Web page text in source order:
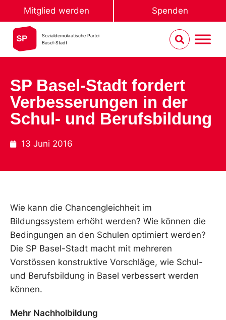
Mitglied werden Spenden
Sozialdemokratische Partei
Basel-Stadt
SP Basel-Stadt fordert
Verbesserungen in der
Schul- und Berufsbildung
13 Juni 2016
Wie kann die Chancengleichheit im
Bildungssystem erhöht werden? Wie können die
Bedingungen an den Schulen optimiert werden?
Die SP Basel-Stadt macht mit mehreren
Vorstössen konstruktive Vorschläge, wie Schul-
und Berufsbildung in Basel verbessert werden
können.
Mehr Nachholbildung